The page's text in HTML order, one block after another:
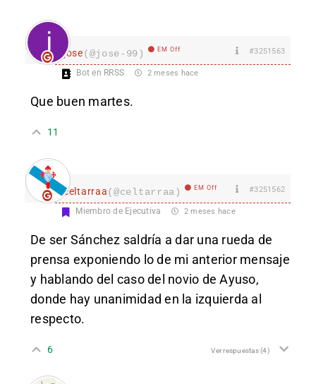
jose(@jose-99) EM Off #3251563
Bot en RRSS 2 meses hace
Que buen martes.
11
celtarraa(@celtarraa) EM Off #3251562
Miembro de Ejecutiva 2 meses hace
De ser Sánchez saldría a dar una rueda de
prensa exponiendo lo de mi anterior mensaje
y hablando del caso del novio de Ayuso,
donde hay unanimidad en la izquierda al
respecto.
6 Ver respuestas(4)